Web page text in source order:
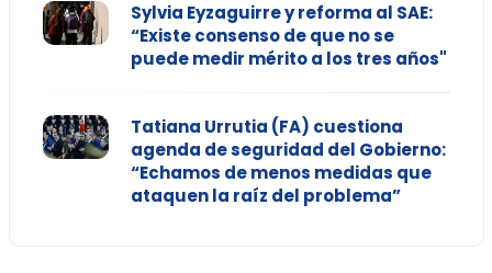
Sylvia Eyzaguirre y reforma al SAE:
“Existe consenso de que no se
puede medir mérito a los tres años"
Tatiana Urrutia (FA) cuestiona
agenda de seguridad del Gobierno:
“Echamos de menos medidas que
ataquen la raíz del problema”